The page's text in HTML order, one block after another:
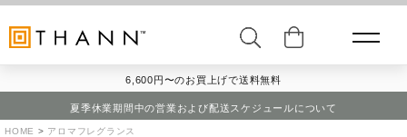
6,600円〜のお買上げで送料無料
夏季休業期間中の営業および配送スケジュールについて
HOME
アロマフレグランス